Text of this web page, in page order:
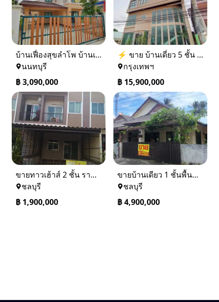
บ้านเฟื่องสุขลำโพ บ้านเดี่ยวสร้างใหม่ บางบัวทอง
นนทบุรี
฿3,090,000
⚡ ขาย บ้านเดี่ยว 5 ชั้น ซอย ประชาชื่น 14 ใกล้ BTS
กรุงเทพฯ
฿ 15,900,000
ขายทาวเฮ้าส์ 2 ชั้น ราคา 1.9 ล้านบาท ที่อยู่ ศรีราชา ชลบุรี
ชลบุรี
฿ 1,900,000
ขายบ้านเดียว 1 ชั้นพื้นที่ 102 ตรว บางละมุง ชลบุรี
ชลบุรี
฿4,900,000